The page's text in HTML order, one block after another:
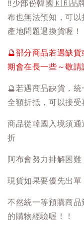
‼️少部份韓國 🇰🇷品
布也無法預知，可
產地問題退換貨喔！
🔮部分商品若遇缺
期會在長一些～敬請
🔮若遇商品缺貨，
全額折抵，可以接受
商品從韓國入境須
折
阿布會努力排解困難
現貨如果要優先出單
不然統一等預購商
的購物經驗喔！！